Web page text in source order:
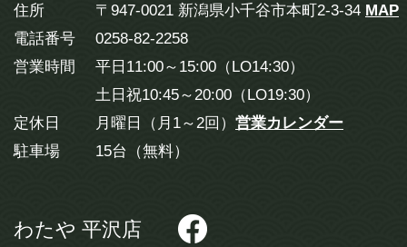
住所 〒947-0021 新潟県小千谷市本町2-3-34 MAP
電話番号
0258-82-2258
営業時間
平日11:00～15:00（LO14:30）
土日祝10:45～20:00（LO19:30）
定休日
月曜日（月1～2回） 営業カレンダー
駐車場
15台（無料）
わたや 平沢店